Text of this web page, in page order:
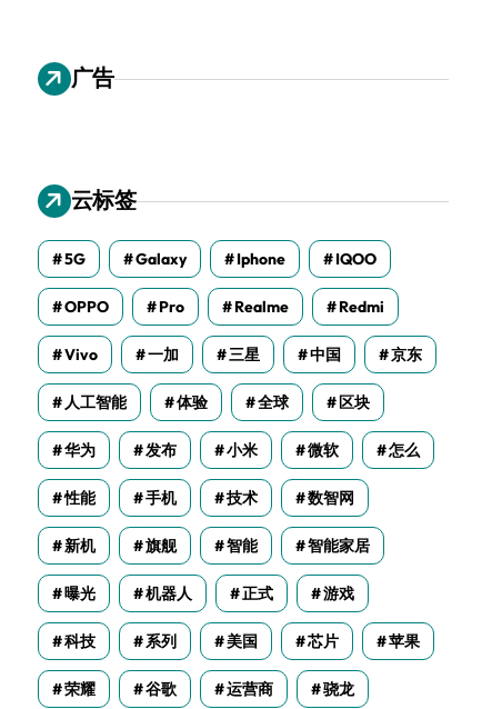
广告
云标签
5G Galaxy Iphone IQOO
OPPO Pro Realme Redmi
Vivo 一加 三星 中国 京东
人工智能 体验 全球 区块
华为 发布 小米 微软 怎么
性能 手机 技术 数智网
新机 旗舰 智能 智能家居
曝光 机器人 正式 游戏
科技 系列 美国 芯片 苹果
荣耀 谷歌 运营商 骁龙